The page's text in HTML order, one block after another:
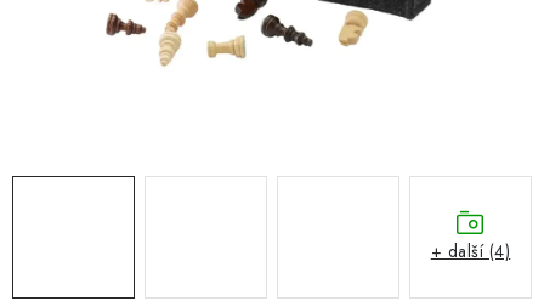
ŠACHOVÝ MERCH
+ další (4)